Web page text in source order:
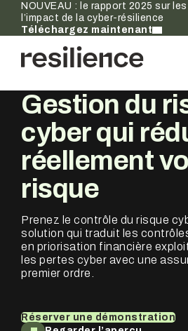
NOUVEAU : le rapport 2025 sur
l’impact de la cyber-résilience
Téléchargez maintenant
Gestion du
cyber qui
réellement
risque
Prenez le contrôle du risque
solution qui traduit les
en priorisation financière
les pertes cyber avec une
premier ordre.
Réserver une démonstration